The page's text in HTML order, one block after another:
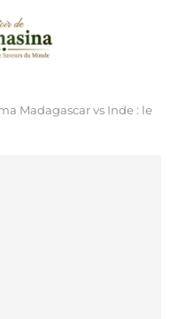
Madagascar vs Inde : le